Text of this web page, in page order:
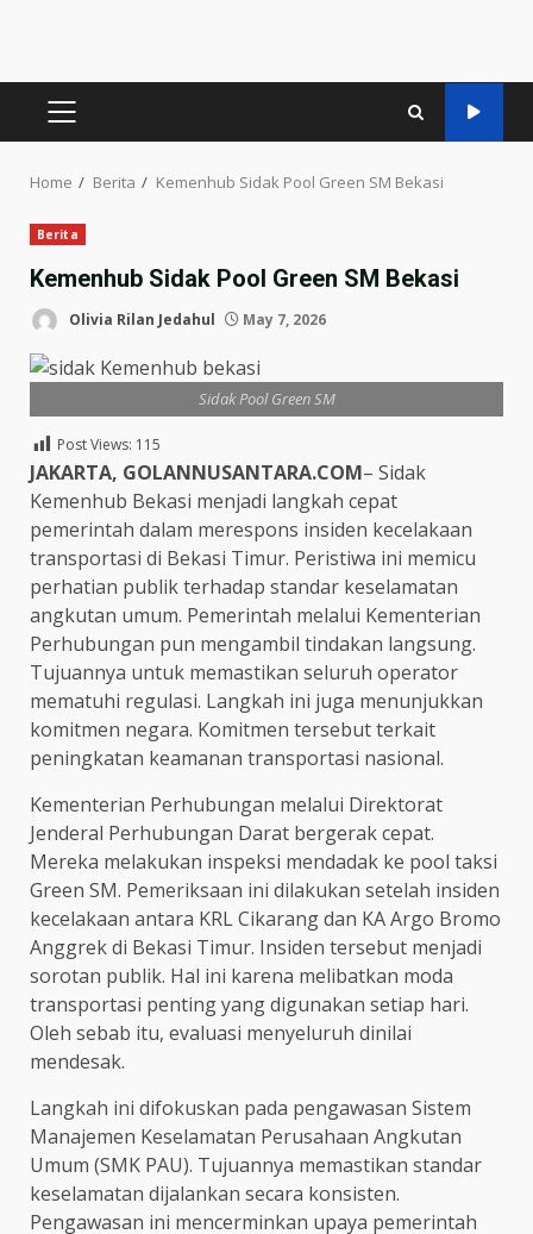
PRIMARY
Home Berita Kemenhub Sidak Pool Green SM Bekasi
Berita
Kemenhub Sidak Pool Green SM Bekasi
Olivia Rilan Jedahul May 7, 2026
Sidak Pool Green SM
Post Views: 115
JAKARTA, GOLANNUSANTARA.COM– Sidak
Kemenhub Bekasi menjadi langkah cepat
pemerintah dalam merespons insiden kecelakaan
transportasi di Bekasi Timur. Peristiwa ini memicu
perhatian publik terhadap standar keselamatan
angkutan umum. Pemerintah melalui Kementerian
Perhubungan pun mengambil tindakan langsung.
Tujuannya untuk memastikan seluruh operator
mematuhi regulasi. Langkah ini juga menunjukkan
komitmen negara. Komitmen tersebut terkait
peningkatan keamanan transportasi nasional.
Kementerian Perhubungan melalui Direktorat
Jenderal Perhubungan Darat bergerak cepat.
Mereka melakukan inspeksi mendadak ke pool taksi
Green SM. Pemeriksaan ini dilakukan setelah insiden
kecelakaan antara KRL Cikarang dan KA Argo Bromo
Anggrek di Bekasi Timur. Insiden tersebut menjadi
sorotan publik. Hal ini karena melibatkan moda
transportasi penting yang digunakan setiap hari.
Oleh sebab itu, evaluasi menyeluruh dinilai
mendesak.
Langkah ini difokuskan pada pengawasan Sistem
Manajemen Keselamatan Perusahaan Angkutan
Umum (SMK PAU). Tujuannya memastikan standar
keselamatan dijalankan secara konsisten.
Pengawasan ini mencerminkan upaya pemerintah